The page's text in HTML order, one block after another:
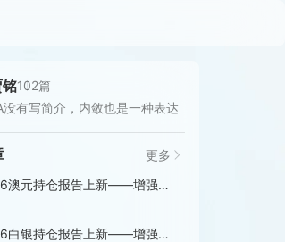
102篇
没有写简介，内敛也是一种表达
更多
0806澳元持仓报告上新——增强版！
0806白银持仓报告上新——增强版！